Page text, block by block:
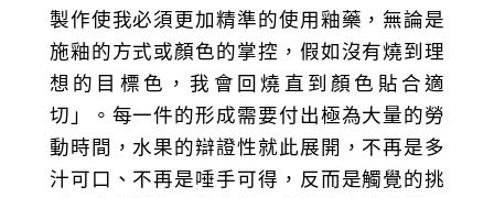
製作使我必須更加精準的使用釉藥，無論是
施釉的方式或顏色的掌控，假如沒有燒到理
想的目標色，我會回燒直到顏色貼合適
切」。每一件的形成需要付出極為大量的勞
動時間，水果的辯證性就此展開，不再是多
汁可口、不再是唾手可得，反而是觸覺的挑